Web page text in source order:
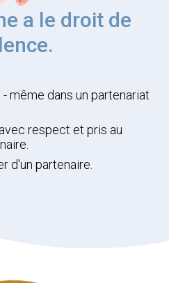
a le droit de
même dans un partenariat
respect et pris au
d'un partenaire.